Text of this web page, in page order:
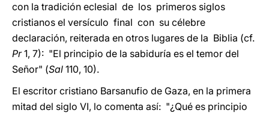
con la tradición eclesial de los primeros siglos
cristianos el versículo final con su célebre
declaración, reiterada en otros lugares de la Biblia (cf.
Pr1, 7): "El principio de la sabiduría es el temor del
Señor" (Sal 110, 10).
El escritor cristiano Barsanufio de Gaza, en la primera
mitad del siglo VI, lo comenta así: "¿Qué es principio